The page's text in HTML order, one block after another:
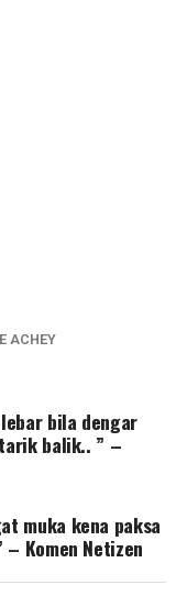
ACHEY
bila dengar
balik.. ” –
muka kena paksa
Komen Netizen